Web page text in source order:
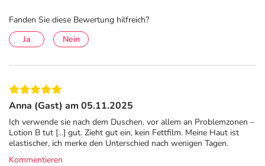
regt den Hautstoffwechsel an: unterstützt die
natürliche Regeneration der Haut und verleiht ihr ein
Hautpflege
Das Sortiment der Mineralstoff-Lotionen von Pflüger
umfasst drei Lotionen, die eine gesunde Hautpflege
ergänzen. Alle Lotionen sind frei von Silikonen, Paraffinen
und Mineralöl, Duft- und Farbstoffen sowie Mikroplastik.
Fanden Sie diese Bewertung hilfreich?
Ja
Nein
Anna (Gast) am 05.11.2025
Ich verwende sie nach dem Duschen, vor allem an Problemzonen –
Lotion B tut [...] gut. Zieht gut ein, kein Fettfilm. Meine Haut ist
elastischer, ich merke den Unterschied nach wenigen Tagen.
Kommentieren